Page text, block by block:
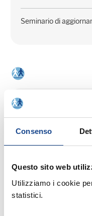
Consenso
Questo sito web
Utilizziamo i cookie
statistici.
Seminario di
01/09/2026
La
Seminario di